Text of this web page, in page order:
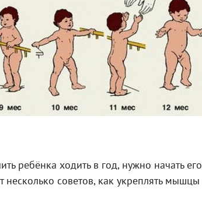
ребёнка ходить в год, нужно начать его
несколько советов, как укреплять мышцы